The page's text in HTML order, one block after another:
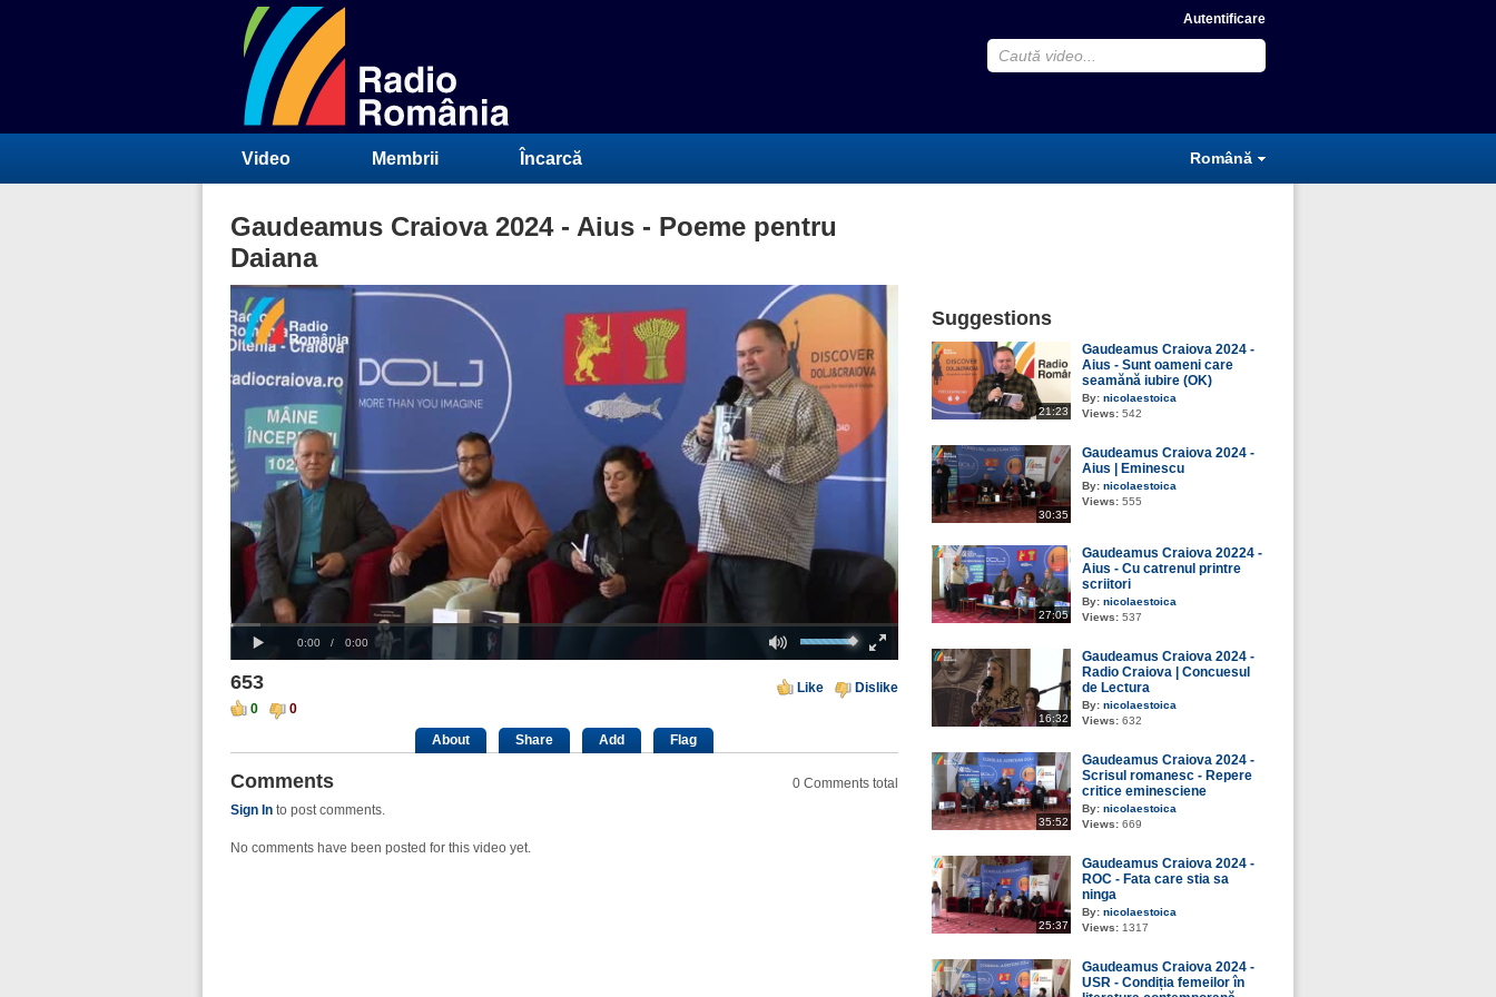
Autentificare
Video Membrii Încarcă Română
Gaudeamus Craiova 2024 - Aius - Poeme pentru
Daiana
Current
0:00 / Duration
0:00
Loaded: 0%
Progress:
0%
00:00
00:00
653
0 0
Like Dislike
About Share Add Flag
Comments 0 Comments total
Sign In to post comments.
No comments have been posted for this video yet.
Suggestions
21:23
Gaudeamus Craiova 2024 -
Aius - Sunt oameni care
seamănă iubire (OK)
By: nicolaestoica
Views: 542
30:35
Gaudeamus Craiova 2024 -
Aius | Eminescu
By: nicolaestoica
Views: 555
27:05
Gaudeamus Craiova 20224 -
Aius - Cu catrenul printre
scriitori
By: nicolaestoica
Views: 537
16:32
Gaudeamus Craiova 2024 -
Radio Craiova | Concuesul
de Lectura
By: nicolaestoica
Views: 632
35:52
Gaudeamus Craiova 2024 -
Scrisul romanesc - Repere
critice eminesciene
By: nicolaestoica
Views: 669
25:37
Gaudeamus Craiova 2024 -
ROC - Fata care stia sa
ninga
By: nicolaestoica
Views: 1317
Gaudeamus Craiova 2024 -
USR - Condiția femeilor în